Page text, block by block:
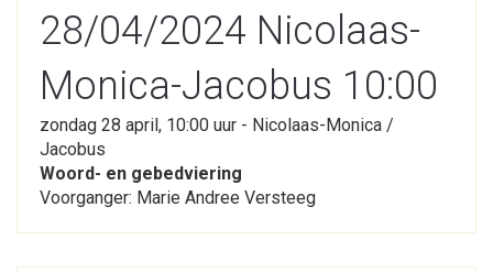
28/04/2024 Nicolaas-
Monica-Jacobus 10:00
zondag 28 april, 10:00 uur - Nicolaas-Monica /
Jacobus
Woord- en gebedviering
Voorganger: Marie Andree Versteeg